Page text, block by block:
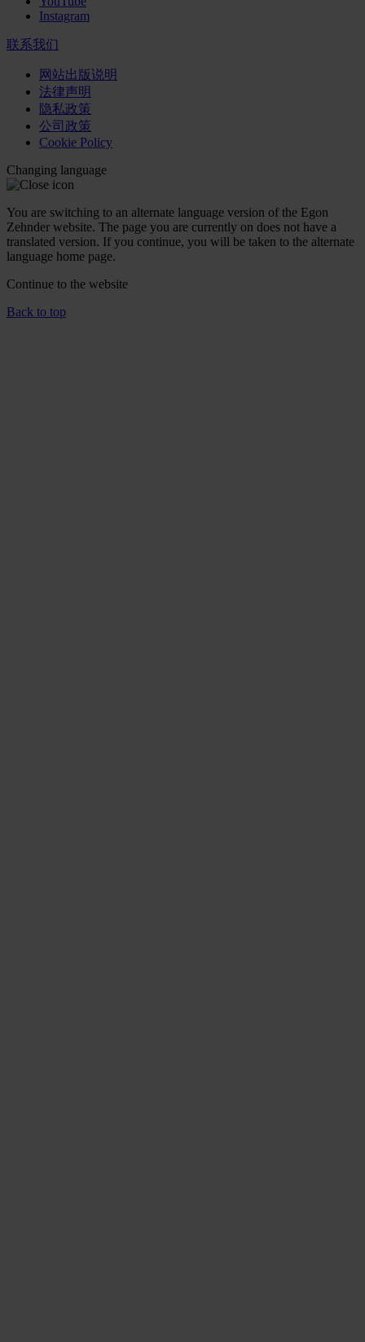
Instagram
联系我们
网站出版说明
法律声明
隐私政策
公司政策
Cookie Policy
Changing language
You are switching to an alternate language version of the Egon
Zehnder website. The page you are currently on does not have a
translated version. If you continue, you will be taken to the alternate
language home page.
Continue to the website
Back to top